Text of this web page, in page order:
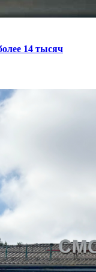
14 тысяч